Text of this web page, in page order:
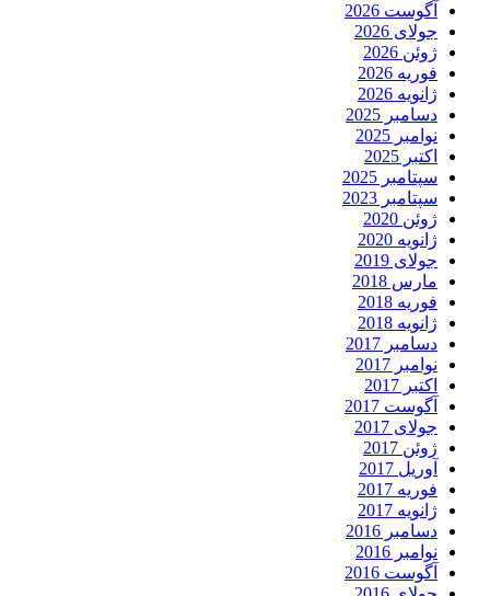
آگوست 2026
جولای 2026
ژوئن 2026
فوریه 2026
ژانویه 2026
دسامبر 2025
نوامبر 2025
اکتبر 2025
سپتامبر 2025
سپتامبر 2023
ژوئن 2020
ژانویه 2020
جولای 2019
مارس 2018
فوریه 2018
ژانویه 2018
دسامبر 2017
نوامبر 2017
اکتبر 2017
آگوست 2017
جولای 2017
ژوئن 2017
آوریل 2017
فوریه 2017
ژانویه 2017
دسامبر 2016
نوامبر 2016
آگوست 2016